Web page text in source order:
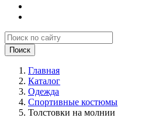
Поиск
Главная
Каталог
Одежда
Спортивные костюмы
Толстовки на молнии